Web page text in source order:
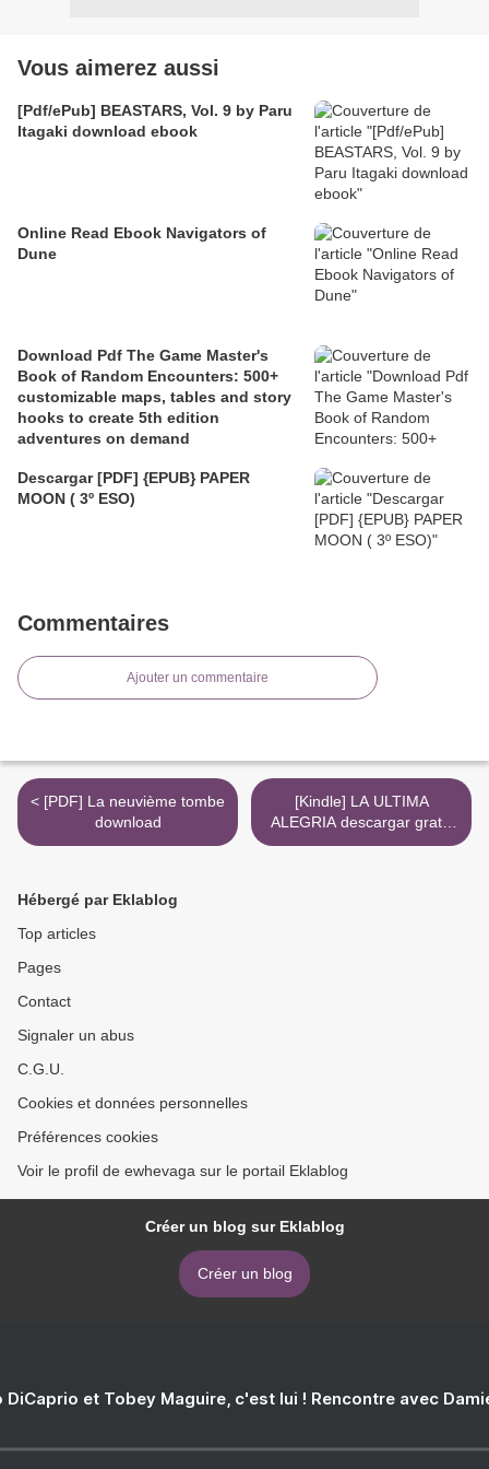
Vous aimerez aussi
[Pdf/ePub] BEASTARS, Vol. 9 by Paru
Itagaki download ebook
Online Read Ebook Navigators of
Dune
Download Pdf The Game Master's
Book of Random Encounters: 500+
customizable maps, tables and story
hooks to create 5th edition
adventures on demand
Descargar [PDF] {EPUB} PAPER
MOON ( 3º ESO)
Commentaires
Ajouter un commentaire
< [PDF] La neuvième tombe
download
[Kindle] LA ULTIMA
ALEGRIA descargar gratis
>
Hébergé par Eklablog
Top articles
Pages
Contact
Signaler un abus
C.G.U.
Cookies et données personnelles
Préférences cookies
Voir le profil de ewhevaga sur le portail Eklablog
Créer un blog sur Eklablog
Créer un blog
DiCaprio et Tobey Maguire, c'est lui ! Rencontre avec